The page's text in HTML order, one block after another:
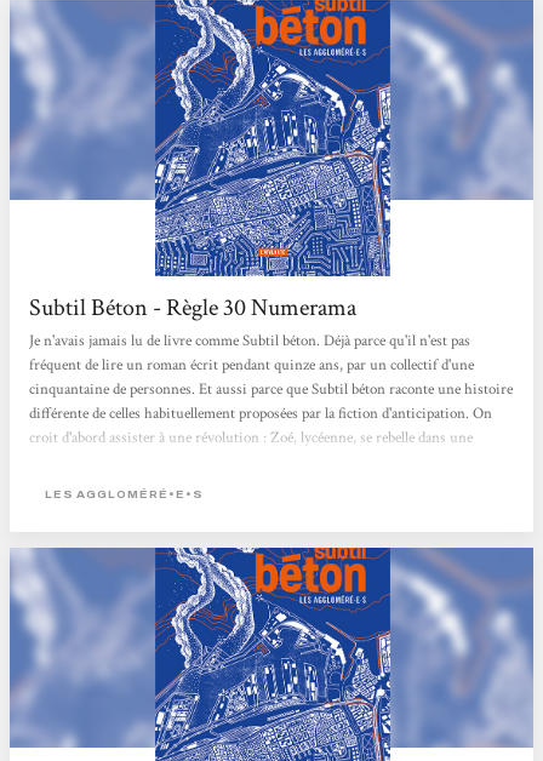
Subtil Béton - Règle 30 Numerama
Je n'avais jamais lu de livre comme Subtil béton. Déjà parce qu'il n'est pas
fréquent de lire un roman écrit pendant quinze ans, par un collectif d'une
cinquantaine de personnes. Et aussi parce que Subtil béton raconte une histoire
différente de celles habituellement proposées par la fiction d'anticipation. On
croit d'abord assister à une révolution : Zoé, lycéenne, se rebelle dans une
très éloignées de notre climat politique actuel). Pourtant, très vite, on passe à la
LES AGGLOMÉRÉ•E•S